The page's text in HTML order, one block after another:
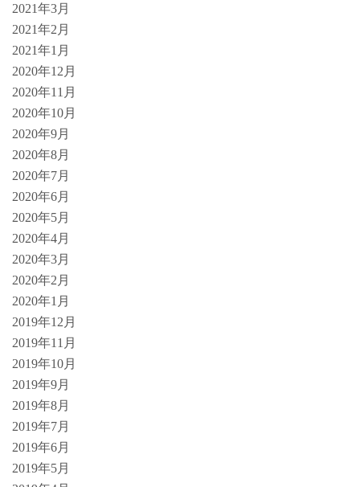
2021年3月
2021年2月
2021年1月
2020年12月
2020年11月
2020年10月
2020年9月
2020年8月
2020年7月
2020年6月
2020年5月
2020年4月
2020年3月
2020年2月
2020年1月
2019年12月
2019年11月
2019年10月
2019年9月
2019年8月
2019年7月
2019年6月
2019年5月